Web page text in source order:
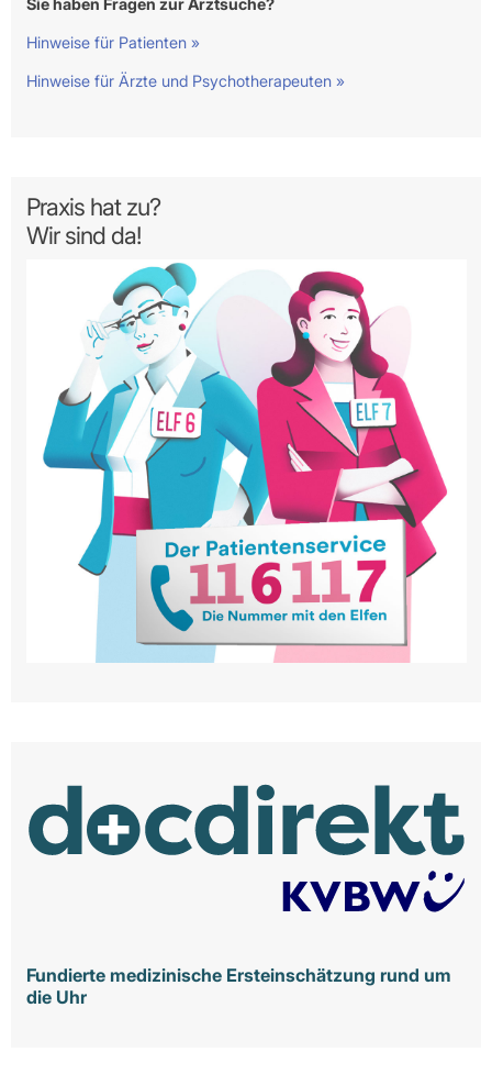
Sie haben Fragen zur Arztsuche?
Hinweise für Patienten »
Hinweise für Ärzte und Psychotherapeuten »
Praxis hat zu?
Wir sind da!
Fundierte medizinische Ersteinschätzung rund um
die Uhr